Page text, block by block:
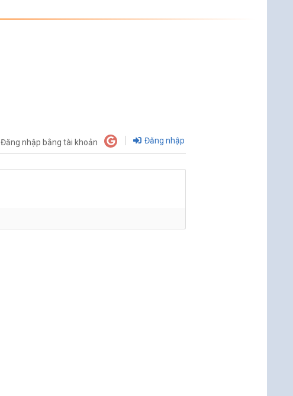
Đăng nhập bằng tài khoản Đăng nhập